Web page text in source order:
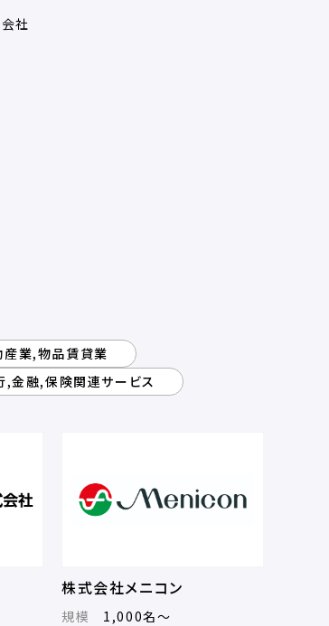
社
産業,物品賃貸業
,金融,保険関連サービス
株式会社メニコン
規模
1,000名～